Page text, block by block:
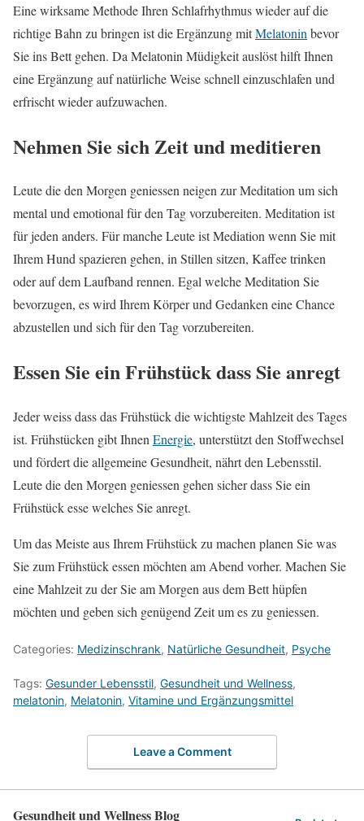
Eine wirksame Methode Ihren Schlafrhythmus wieder auf die
richtige Bahn zu bringen ist die Ergänzung mitMelatonin bevor
Sie ins Bett gehen. Da Melatonin Müdigkeit auslöst hilft Ihnen
eine Ergänzung auf natürliche Weise schnell einzuschlafen und
erfrischt wieder aufzuwachen.
Nehmen Sie sich Zeit und meditieren
Leute die den Morgen geniessen neigen zur Meditation um sich
mental und emotional für den Tag vorzubereiten. Meditation ist
für jeden anders. Für manche Leute ist Mediation wenn Sie mit
Ihrem Hund spazieren gehen, in Stillen sitzen, Kaffee trinken
oder auf dem Laufband rennen. Egal welche Meditation Sie
bevorzugen, es wird Ihrem Körper und Gedanken eine Chance
abzustellen und sich für den Tag vorzubereiten.
Essen Sie ein Frühstück dass Sie anregt
Jeder weiss dass das Frühstück die wichtigste Mahlzeit des Tages
ist. Frühstücken gibt IhnenEnergie, unterstützt den Stoffwechsel
und fördert die allgemeine Gesundheit, nährt den Lebensstil.
Leute die den Morgen geniessen gehen sicher dass Sie ein
Frühstück esse welches Sie anregt.
Um das Meiste aus Ihrem Frühstück zu machen planen Sie was
Sie zum Frühstück essen möchten am Abend vorher. Machen Sie
eine Mahlzeit zu der Sie am Morgen aus dem Bett hüpfen
möchten und geben sich genügend Zeit um es zu geniessen.
Categories: Medizinschrank, Natürliche Gesundheit, Psyche
Tags: Gesunder Lebensstil, Gesundheit und Wellness,
melatonin, Melatonin, Vitamine und Ergänzungsmittel
Leave a Comment
Gesundheit und Wellness Blog